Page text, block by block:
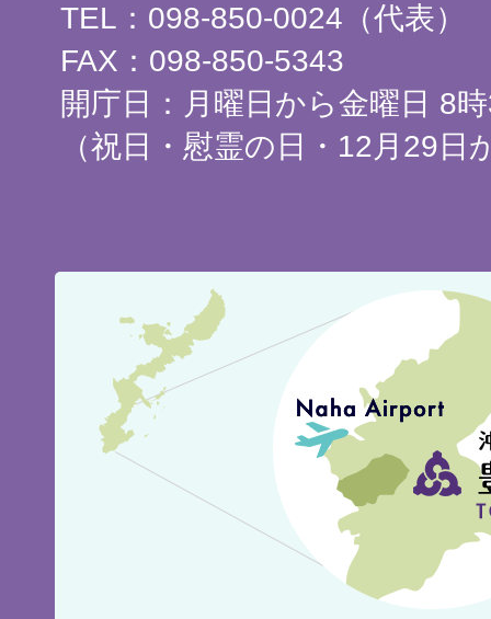
TEL：098-850-0024（代表）
FAX：098-850-5343
開庁日：月曜日から金曜日 8
（祝日・慰霊の日・12月29日